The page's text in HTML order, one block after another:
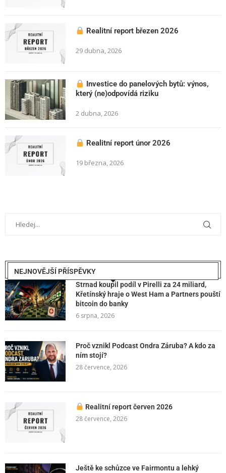
Realitní report březen 2026
29 dubna, 2026
Investice do panelových bytů: výnos,
který (ne)odpovídá riziku
2 dubna, 2026
Realitní report únor 2026
19 března, 2026
NEJNOVĚJŠÍ PŘÍSPĚVKY
Strnad koupil podíl v Pirelli za 24 miliard,
Křetínský hraje o West Ham a Partners pouští
bitcoin do banky
6 srpna, 2026
Proč vznikl Podcast Ondra Záruba? A kdo za
ním stojí?
28 července, 2026
Realitní report červen 2026
28 července, 2026
Ještě ke schůzce ve Fairmontu a lehký